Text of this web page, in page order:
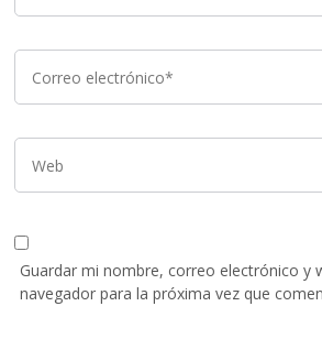
Guardar mi nombre, correo electrónico y
navegador para la próxima vez que